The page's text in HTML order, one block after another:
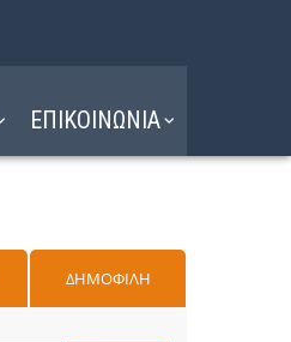
ΕΠΙΚΟΙΝΩΝΙΑ
ΔΗΜΟΦΙΛΗ